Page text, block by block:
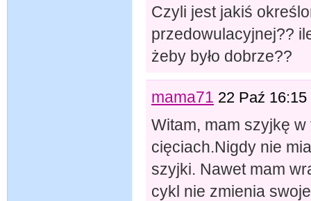
Czyli jest jakiś
przedowulacyjnej??
żeby było dobrze??
mama71 22 Paź 16:15
Witam, mam szyjkę
cięciach.Nigdy nie
szyjki. Nawet mam
cykl nie zmienia